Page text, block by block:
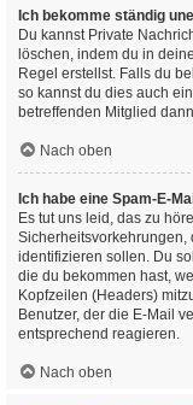
Ich bekomme ständig
Du kannst Private
löschen, indem du in
Regel erstellst. Falls du
so kannst du dies auch
betreffenden Mitglied
Nach oben
Ich habe eine Spam-E-
Es tut uns leid, das zu
Sicherheitsvorkehrungen,
identifizieren sollen. Du
die du bekommen hast,
Kopfzeilen (Headers)
Benutzer, der die E-Mail
entsprechend reagieren.
Nach oben